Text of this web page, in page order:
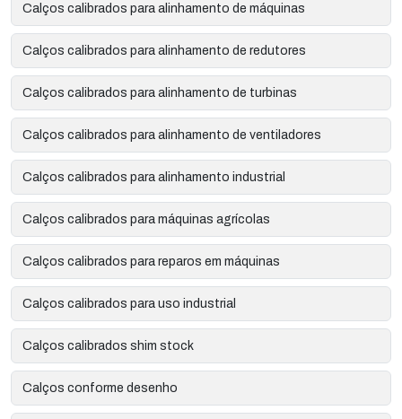
Calços calibrados para alinhamento de máquinas
Calços calibrados para alinhamento de redutores
Calços calibrados para alinhamento de turbinas
Calços calibrados para alinhamento de ventiladores
Calços calibrados para alinhamento industrial
Calços calibrados para máquinas agrícolas
Calços calibrados para reparos em máquinas
Calços calibrados para uso industrial
Calços calibrados shim stock
Calços conforme desenho